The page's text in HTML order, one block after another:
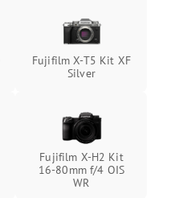
Fujifilm X-T5 Kit XF
Silver
Fujifilm X-H2 Kit
16-80mm f/4 OIS
WR